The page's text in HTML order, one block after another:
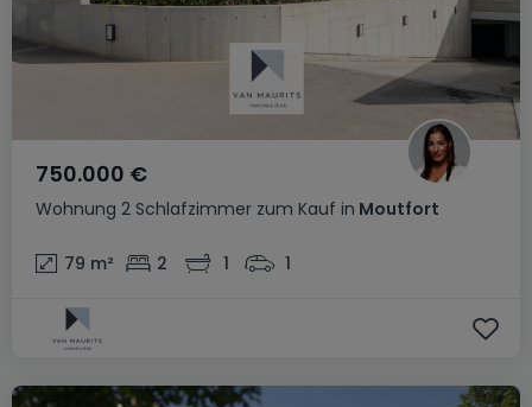
Wohnung 2 Schlafzimmer zum Kauf in Moutfort
750.000 €
79 m² 2 1 1